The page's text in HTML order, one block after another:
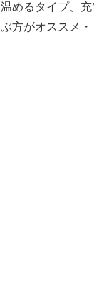
温めるタイプ、
ぶ方がオススメ・